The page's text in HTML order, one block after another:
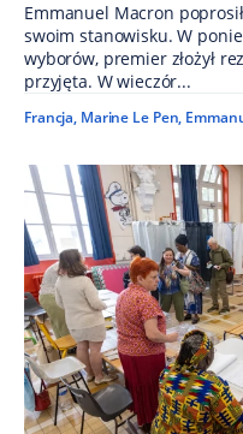
Emmanuel Macron
swoim stanowisku. W
wyborów, premier złożył
przyjęta. W wieczór...
Francja, Marine Le Pen,